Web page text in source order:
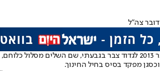
צה"ל
ט', תושב נעמ"ה ובנו של א', התגייס בנובמבר 2013
מפקד בסיס בחיל החינוך.